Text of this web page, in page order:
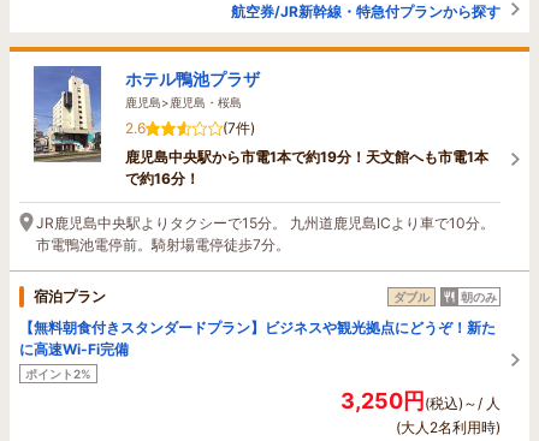
航空券/JR新幹線・特急付プランから探す
ホテル鴨池プラザ
鹿児島>鹿児島・桜島
2.6
(7件)
鹿児島中央駅から市電1本で約19分！天文館へも市電1本
で約16分！
JR鹿児島中央駅よりタクシーで15分。 九州道鹿児島ICより車で10分。
市電鴨池電停前。騎射場電停徒歩7分。
宿泊プラン ダブル 朝のみ
【無料朝食付きスタンダードプラン】ビジネスや観光拠点にどうぞ！新た
に高速Wi-Fi完備
ポイント2%
3,250円(税込)～/ 人
(大人2名利用時)